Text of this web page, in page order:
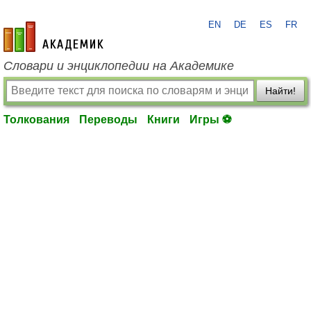
academic.ru
EN DE ES FR
Словари и энциклопедии на Академике
Найти!
Толкования Переводы Книги Игры ⚽